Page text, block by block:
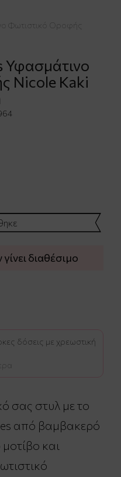
Φωτιστικό Οροφής
Nicole Kaki
διαθέσιμο
δόσεις με χρεωστική
σας στυλ με το
από βαμβακερό
και